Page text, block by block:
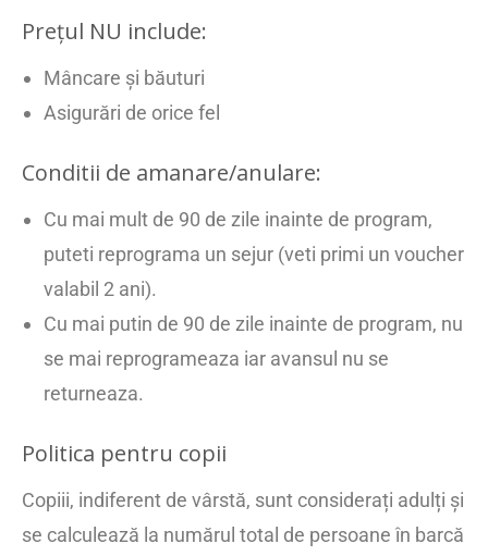
Prețul NU include:
Mâncare și băuturi
Asigurări de orice fel
Conditii de amanare/anulare:
Cu mai mult de 90 de zile inainte de program,
puteti reprograma un sejur (veti primi un voucher
valabil 2 ani).
Cu mai putin de 90 de zile inainte de program, nu
se mai reprogrameaza iar avansul nu se
returneaza.
Politica pentru copii
Copiii, indiferent de vârstă, sunt considerați adulți și
se calculează la numărul total de persoane în barcă